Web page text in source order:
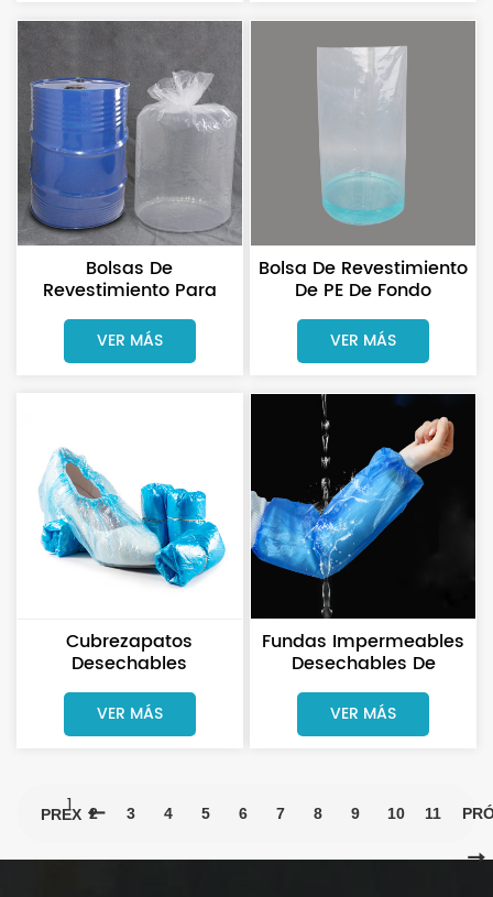
Absorbentes.
Bolsas De
Revestimiento Para
Bidones De Plástico PE
De Fondo Redondo De
55 Galones
VER MÁS
Bolsa De Revestimiento
De PE De Fondo
Redondo Personalizada
Para Bidones
VER MÁS
Cubrezapatos
Desechables
Impermeables De
PE/CPE, Color Azul, Con
Elástico.
VER MÁS
Fundas Impermeables
Desechables De
Plástico PE Color Azul
Para Brazos
VER MÁS
PREX
1 2 3 4 5 6 7 8 9 10 11